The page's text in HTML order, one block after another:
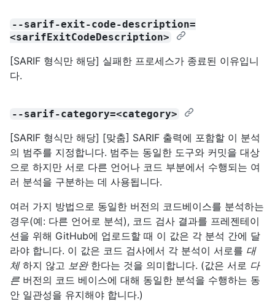
--sarif-exit-code-description=
<sarifExitCodeDescription>
[SARIF 형식만 해당] 실패한 프로세스가 종료된 이유입니
다.
--sarif-category=<category>
[SARIF 형식만 해당] [맞춤] SARIF 출력에 포함할 이 분석
의 범주를 지정합니다. 범주는 동일한 도구와 커밋을 대상
으로 하지만 서로 다른 언어나 코드 부분에서 수행되는 여
러 분석을 구분하는 데 사용됩니다.
여러 가지 방법으로 동일한 버전의 코드베이스를 분석하는
경우(예: 다른 언어로 분석), 코드 검사 결과를 프레젠테이
션을 위해 GitHub에 업로드할 때 이 값은 각 분석 간에 달
라야 합니다. 이 값은 코드 검사에서 각 분석이 서로를 대
체하지 않고 보완한다는 것을 의미합니다. (값은 서로 다
른 버전의 코드 베이스에 대해 동일한 분석을 수행하는 동
안 일관성을 유지해야 합니다.)